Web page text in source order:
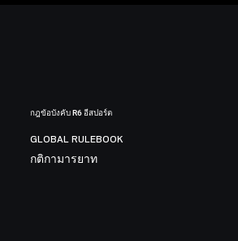
กฎข้อบังคับ R6 อีสปอร์ต
GLOBAL RULEBOOK
กติกามารยาท